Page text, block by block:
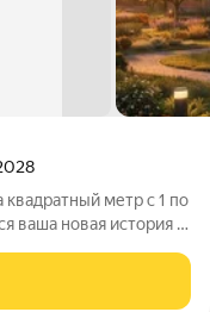
метр с 1 по
ваша новая история 1.
на 49 квартир,